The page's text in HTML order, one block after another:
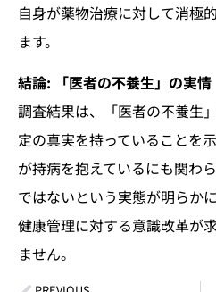
自身が薬物治療に対して消極
ます。
結論: 「医者の不養生」の実情
調査結果は、「医者の不養生
定の真実を持っていることを
が持病を抱えているにも関わ
ではないという実態が明らか
健康管理に対する意識改革が
ません。